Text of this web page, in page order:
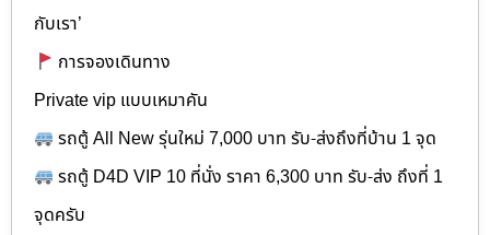
กับเรา’
การจองเดินทาง
Private vip แบบเหมาคัน
รถตู้ All New รุ่นใหม่ 7,000 บาท รับ-ส่งถึงที่บ้าน 1 จุด
รถตู้ D4D VIP 10 ที่นั่ง ราคา 6,300 บาท รับ-ส่ง ถึงที่ 1
จุดครับ